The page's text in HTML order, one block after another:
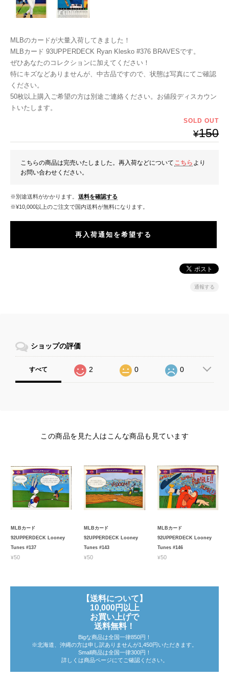
MLBのカードが大量入荷してきました！
MLBカード 93UPPERDECK Ryan Klesko #376 BRAVESです。
ぜひあなたのコレクションに加えてください！
特にキズなどありませんが、中古品ですので、状態は写真にてご確認
ください。
50枚以上購入ご希望の方は別途ご連絡ください。お値段ディスカウン
トいたします。
SOLD OUT
¥150
こちらの商品は完売いたしました。再入荷などについて こちら より
お問い合わせください。
※別途送料がかかります。 送料を確認する
※¥10,000以上のご注文で国内送料が無料になります。
再入荷通知を希望する
通報する
ショップの評価
すべて 2 0 0
この商品を見た人はこんな商品も見ています
MLBカード
92UPPERDECK Looney
Tunes #137
¥50
MLBカード
92UPPERDECK Looney
Tunes #143
¥50
MLBカード
92UPPERDECK Looney
Tunes #146
¥50
【送料について】
10,000円以上
お買い上げで
送料無料！
Bigな商品は全国一律850円！
※北海道、沖縄の方は申し訳ありませんが1,450円いただきます。
Small商品は全国一律300円！
詳しくは商品ページにてご確認ください。